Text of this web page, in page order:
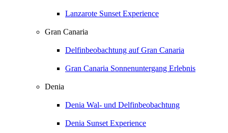
Lanzarote Sunset Experience
Gran Canaria
Delfinbeobachtung auf Gran Canaria
Gran Canaria Sonnenuntergang Erlebnis
Denia
Denia Wal- und Delfinbeobachtung
Denia Sunset Experience